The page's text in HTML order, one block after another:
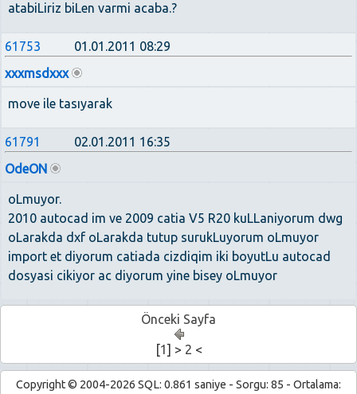
atabiLiriz biLen varmi acaba.?
61753
01.01.2011 08:29
xxxmsdxxx
move ile tasıyarak
61791
02.01.2011 16:35
OdeON
oLmuyor.
2010 autocad im ve 2009 catia V5 R20 kuLLaniyorum dwg
oLarakda dxf oLarakda tutup surukLuyorum oLmuyor
import et diyorum catiada cizdiqim iki boyutLu autocad
dosyasi cikiyor ac diyorum yine bisey oLmuyor
Önceki Sayfa
[1 ] > 2 <
Copyright © 2004-2026 SQL: 0.861 saniye - Sorgu: 85 - Ortalama: